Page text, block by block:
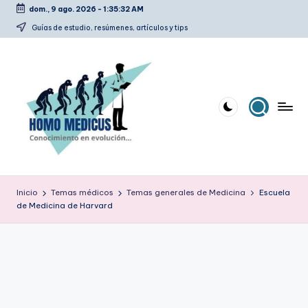
Saltar
dom., 9 ago. 2026 - 1:35:32 AM
Guías de estudio, resúmenes, artículos y tips
o
m
estudio,
Inicio Temas médicos Temas generales de Medicina
Escuela
de Medicina de Harvard